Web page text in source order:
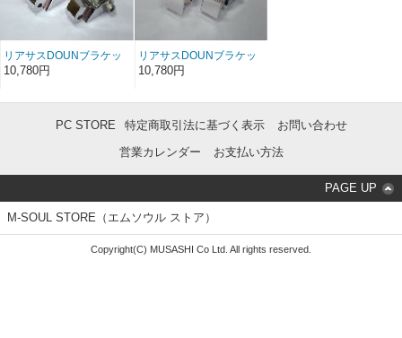
リアサスDOUNブラケッ
ト MF06／MF08 FORZA
10,780円
リアサスDOUNブラケッ
ト Majesty＆G-Majesty
10,780円
PC STORE 特定商取引法に基づく表示
お問い合わせ
営業カレンダー
お支払い方法
PAGE UP
M-SOUL STORE（エムソウル ストア）
Copyright(C) MUSASHI Co Ltd. All rights reserved.